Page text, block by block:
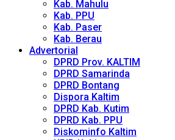
Kab. Mahulu
Kab. PPU
Kab. Paser
Kab. Berau
Advertorial
DPRD Prov. KALTIM
DPRD Samarinda
DPRD Bontang
Dispora Kaltim
DPRD Kab. Kutim
DPRD Kab. PPU
Diskominfo Kaltim